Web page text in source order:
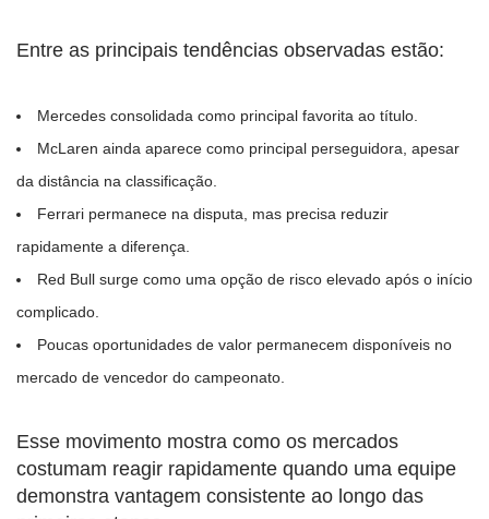
Entre as principais tendências observadas estão:
Mercedes consolidada como principal favorita ao título.
McLaren ainda aparece como principal perseguidora, apesar
da distância na classificação.
Ferrari permanece na disputa, mas precisa reduzir
rapidamente a diferença.
Red Bull surge como uma opção de risco elevado após o início
complicado.
Poucas oportunidades de valor permanecem disponíveis no
mercado de vencedor do campeonato.
Esse movimento mostra como os mercados
costumam reagir rapidamente quando uma equipe
demonstra vantagem consistente ao longo das